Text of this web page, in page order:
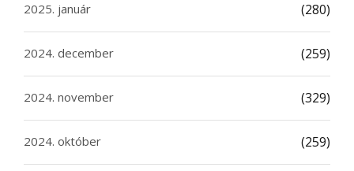
2025. január (280)
2024. december (259)
2024. november (329)
2024. október (259)